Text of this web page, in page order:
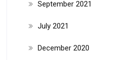
September 2021
July 2021
December 2020